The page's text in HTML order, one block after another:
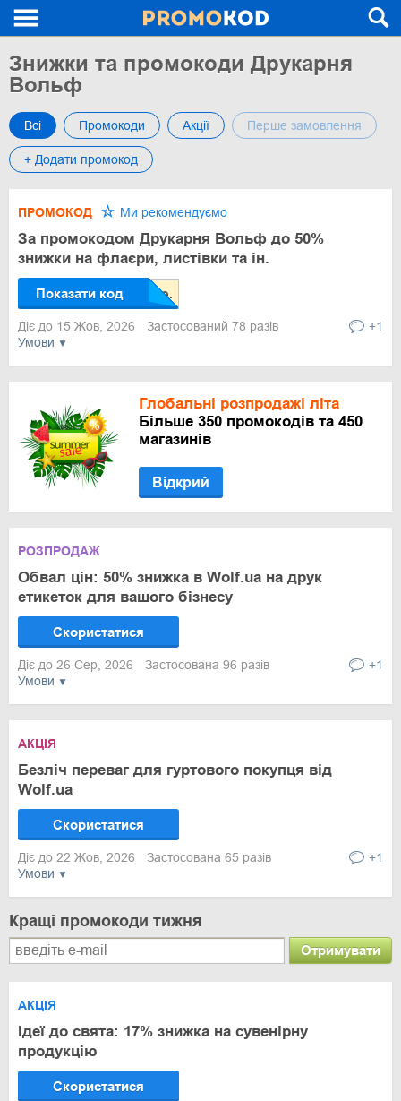
Знижки та промокоди Друкарня
Вольф
Всі Промокоди Акції Перше замовлення
+ Додати промокод
Умови
ПРОМОКОД Ми рекомендуємо
За промокодом Друкарня Вольф до 50%
знижки на флаєри, листівки та ін.
Показати код
Діє до 15 Жов, 2026 Застосований 78 разів +1
Глобальні розпродажі літа
Більше 350 промокодів та 450
магазинів
Відкрий
Умови
РОЗПРОДАЖ
Обвал цін: 50% знижка в Wolf.ua на друк
етикеток для вашого бізнесу
Скористатися
Діє до 26 Сер, 2026 Застосована 96 разів +1
Умови
АКЦІЯ
Безліч переваг для гуртового покупця від
Wolf.ua
Скористатися
Діє до 22 Жов, 2026 Застосована 65 разів +1
Кращі промокоди тижня
Отримувати
АКЦІЯ
Ідеї до свята: 17% знижка на сувенірну
продукцію
Скористатися